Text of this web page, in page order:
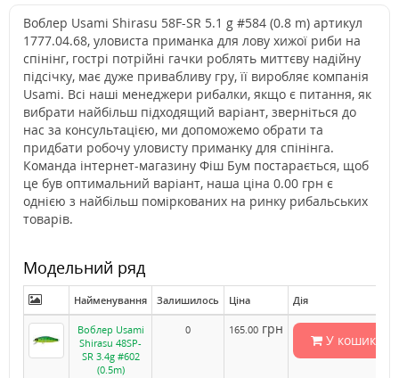
Воблер Usami Shirasu 58F-SR 5.1 g #584 (0.8 m) артикул
1777.04.68, уловиста приманка для лову хижої риби на
спінінг, гострі потрійні гачки роблять миттєву надійну
підсічку, має дуже привабливу гру, її виробляє компанія
Usami. Всі наші менеджери рибалки, якщо є питання, як
вибрати найбільш підходящий варіант, зверніться до
нас за консультацією, ми допоможемо обрати та
придбати робочу уловисту приманку для спінінга.
Команда інтернет-магазину Фіш Бум постарається, щоб
це був оптимальний варіант, наша ціна 0.00 грн є
однією з найбільш поміркованих на ринку рибальських
товарів.
Модельний ряд
Найменування Залишилось Ціна Дія
Воблер Usami
Shirasu 48SP-
SR 3.4g #602
(0.5m)
0 165.00 грн
У кошик